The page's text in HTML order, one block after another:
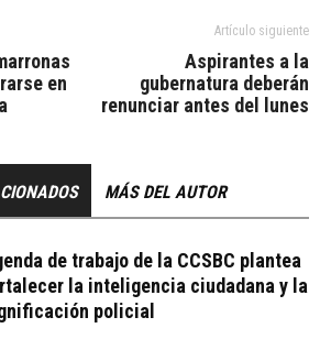
en
Artículo siguiente
Aspirantes a la
gubernatura deberán
renunciar antes del lunes
MÁS DEL AUTOR
de trabajo de la CCSBC plantea
la inteligencia ciudadana y la
policial